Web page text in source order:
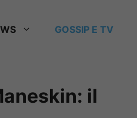
GOSSIP E TV
il